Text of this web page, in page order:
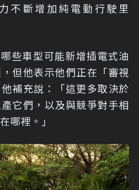
不斷增加純電動行駛里
些車型可能新增插電式油
但他表示他們正在「審視
補充說：「這更多取決於
它們，以及與競爭對手相
哪裡。」